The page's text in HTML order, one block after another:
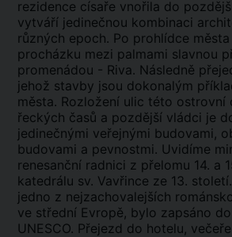
rezidence císaře vnořila do
vytváří jedinečnou kombinaci
různých epoch. Po prohlídce
procházku mezi palmami slavnou
promenádou - Riva. Následně
jehož stavby jsou dokonalým
města. Rozložení ulic této ostrovní
řeckých časů a pozdější vládci je
jedinečnými veřejnými budovami,
budovami a pevnostmi. Uvidíme
renesanční radnici z přelomu 14. a
katedrálu sv. Vavřince ze 13.
jedno z nejzachovalejších
ve střední Evropě, bylo zapsáno
UNESCO. Přejezd do hotelu,